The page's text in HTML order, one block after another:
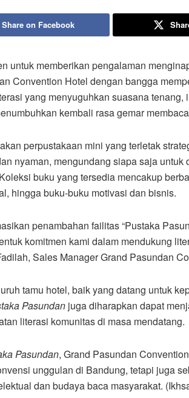
Share on Facebook
untuk memberikan pengalaman
Convention Hotel dengan bangga
yang menyuguhkan suasana
kembali rasa gemar
perpustakaan mini yang terletak
nyaman, mengundang siapa saja untuk
buku yang tersedia mencakup
hingga buku-buku motivasi dan bisnis.
penambahan failitas “Pustaka
komitmen kami dalam mendukung
Sales Manager Grand Pasundan
tamu hotel, baik yang datang untuk
Pasundan juga diharapkan dapat
literasi komunitas di masa mendatang.
Pasundan, Grand Pasundan
unggulan di Bandung, tetapi juga
dan budaya baca masyarakat.